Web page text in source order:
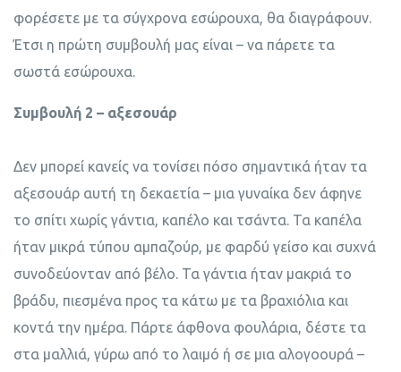
φορέσετε με τα σύγχρονα εσώρουχα, θα διαγράφουν.
Έτσι η πρώτη συμβουλή μας είναι – να πάρετε τα
σωστά εσώρουχα.
Συμβουλή 2 – αξεσουάρ
Δεν μπορεί κανείς να τονίσει πόσο σημαντικά ήταν τα
αξεσουάρ αυτή τη δεκαετία – μια γυναίκα δεν άφηνε
το σπίτι χωρίς γάντια, καπέλο και τσάντα. Τα καπέλα
ήταν μικρά τύπου αμπαζούρ, με φαρδύ γείσο και συχνά
συνοδεύονταν από βέλο. Τα γάντια ήταν μακριά το
βράδυ, πιεσμένα προς τα κάτω με τα βραχιόλια και
κοντά την ημέρα. Πάρτε άφθονα φουλάρια, δέστε τα
στα μαλλιά, γύρω από το λαιμό ή σε μια αλογοουρά –